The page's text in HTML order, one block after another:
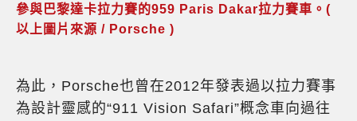
參與巴黎達卡拉力賽的959 Paris Dakar拉力賽車。(
以上圖片來源 / Porsche )
為此，Porsche也曾在2012年發表過以拉力賽事
為設計靈感的“911 Vision Safari”概念車向過往